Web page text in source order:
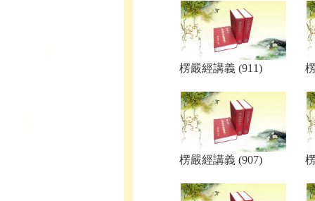
楞嚴經講義 (911)
楞嚴經講義 (907)